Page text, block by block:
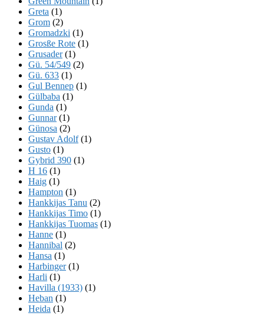
Greta (1)
Grom (2)
Gromadzki (1)
Grosße Rote (1)
Grusader(1)
Gü. 54/549 (2)
Gü. 633 (1)
Gul Bennep (1)
Gülbaba (1)
Gunda (1)
Gunnar(1)
Günosa (2)
Gustav Adolf(1)
Gusto (1)
Gybrid 390 (1)
H 16 (1)
Haig (1)
Hampton (1)
Hankkijas Tanu (2)
Hankkijas Timo (1)
Hankkijas Tuomas (1)
Hanne (1)
Hannibal (2)
Hansa (1)
Harbinger(1)
Harli (1)
Havilla (1933) (1)
Heban (1)
Heida (1)